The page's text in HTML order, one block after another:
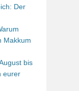
Der
Makkum
bis
eurer